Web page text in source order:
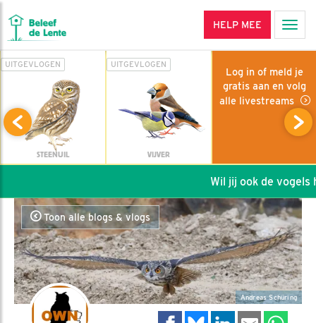
HELP MEE
UITGEVLOGEN
STEENUIL
UITGEVLOGEN
VIJVER
Log in of meld je
gratis aan en volg
alle livestreams
Wil jij ook de vogels
Toon alle blogs & vlogs
Andreas Schüring